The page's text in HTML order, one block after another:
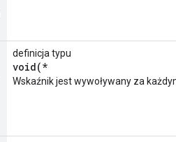
definicja typu
void(*
Wskaźnik jest wywoływany za